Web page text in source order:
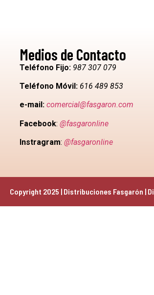
Medios de Contacto
Teléfono Fijo: 987 307 079
Teléfono Móvil: 616 489 853
e-mail: comercial@fasgaron.com
Facebook: @fasgaronline
Instragram: @fasgaronline
Copyright 2025 | Distribuciones Fasgarón |